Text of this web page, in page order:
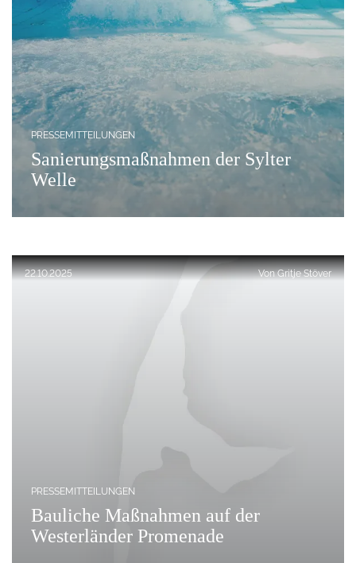
Sanierungsmaßnahmen der Sylter
Welle
PRESSEMITTEILUNGEN
Veröffentlicht am:
22.10.2025 VonGritje Stöver
Bauliche Maßnahmen auf der
Westerländer Promenade
PRESSEMITTEILUNGEN